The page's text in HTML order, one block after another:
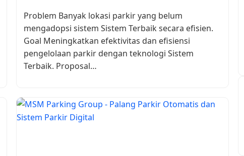
Problem Banyak lokasi parkir yang belum
mengadopsi sistem Sistem Terbaik secara efisien.
Goal Meningkatkan efektivitas dan efisiensi
pengelolaan parkir dengan teknologi Sistem
Terbaik. Proposal…